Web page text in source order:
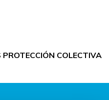
COLECTIVA